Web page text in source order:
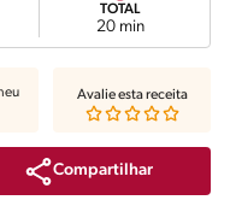
TOTAL
20 min
Compartilhar
Avalie esta receita